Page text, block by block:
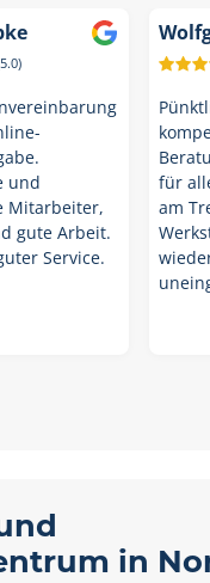
und
Mitarbeiter,
gute Arbeit.
Service.
für
am
in